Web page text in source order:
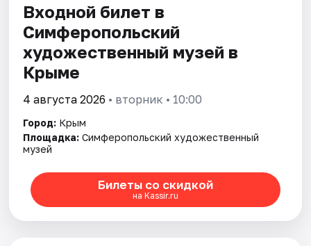
Входной билет в
Симферопольский
художественный музей в
Крыме
4 августа 2026 • вторник • 10:00
Город: Крым
Площадка: Симферопольский художественный
музей
Билеты со скидкой
на Kassir.ru